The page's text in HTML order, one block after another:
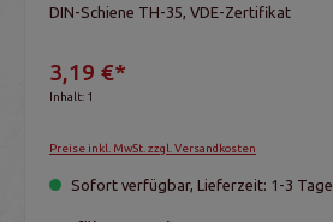
DIN-Schiene TH-35, VDE-Zertifikat
3,19 €*
Inhalt: 1
Preise inkl. MwSt. zzgl. Versandkosten
Sofort verfügbar, Lieferzeit: 1-3 Tage